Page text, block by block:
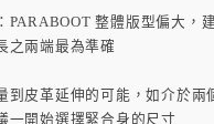
PARABOOT 整體版型偏大，
之兩端最為準確
到皮革延伸的可能，如介於兩
一開始選擇緊合身的尺寸